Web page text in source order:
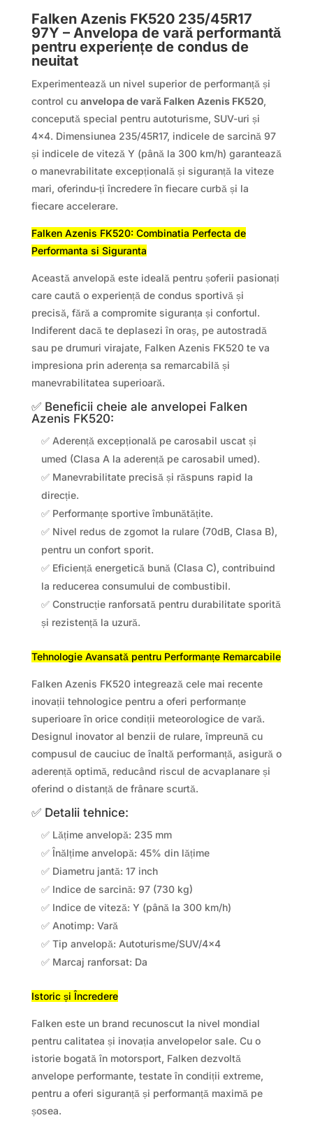
Falken Azenis FK520 235/45R17
97Y – Anvelopa de vară performantă
pentru experiențe de condus de
neuitat
Experimentează un nivel superior de performanță și
control cu anvelopa de vară Falken Azenis FK520,
concepută special pentru autoturisme, SUV-uri și
4×4. Dimensiunea 235/45R17, indicele de sarcină 97
și indicele de viteză Y (până la 300 km/h) garantează
o manevrabilitate excepțională și siguranță la viteze
mari, oferindu-ți încredere în fiecare curbă și la
fiecare accelerare.
Falken Azenis FK520: Combinatia Perfecta de
Performanta si Siguranta
Această anvelopă este ideală pentru șoferii pasionați
care caută o experiență de condus sportivă și
precisă, fără a compromite siguranța și confortul.
Indiferent dacă te deplasezi în oraș, pe autostradă
sau pe drumuri virajate, Falken Azenis FK520 te va
impresiona prin aderența sa remarcabilă și
manevrabilitatea superioară.
✅ Beneficii cheie ale anvelopei Falken
Azenis FK520:
✅ Aderență excepțională pe carosabil uscat și
umed (Clasa A la aderență pe carosabil umed).
✅ Manevrabilitate precisă și răspuns rapid la
direcție.
✅ Performanțe sportive îmbunătățite.
✅ Nivel redus de zgomot la rulare (70dB, Clasa B),
pentru un confort sporit.
✅ Eficiență energetică bună (Clasa C), contribuind
la reducerea consumului de combustibil.
✅ Construcție ranforsată pentru durabilitate sporită
și rezistență la uzură.
Tehnologie Avansată pentru Performanțe Remarcabile
Falken Azenis FK520 integrează cele mai recente
inovații tehnologice pentru a oferi performanțe
superioare în orice condiții meteorologice de vară.
Designul inovator al benzii de rulare, împreună cu
compusul de cauciuc de înaltă performanță, asigură o
aderență optimă, reducând riscul de acvaplanare și
oferind o distanță de frânare scurtă.
✅ Detalii tehnice:
✅ Lățime anvelopă: 235 mm
✅ Înălțime anvelopă: 45% din lățime
✅ Diametru jantă: 17 inch
✅ Indice de sarcină: 97 (730 kg)
✅ Indice de viteză: Y (până la 300 km/h)
✅ Anotimp: Vară
✅ Tip anvelopă: Autoturisme/SUV/4×4
✅ Marcaj ranforsat: Da
Istoric și Încredere
Falken este un brand recunoscut la nivel mondial
pentru calitatea și inovația anvelopelor sale. Cu o
istorie bogată în motorsport, Falken dezvoltă
anvelope performante, testate în condiții extreme,
pentru a oferi siguranță și performanță maximă pe
șosea.